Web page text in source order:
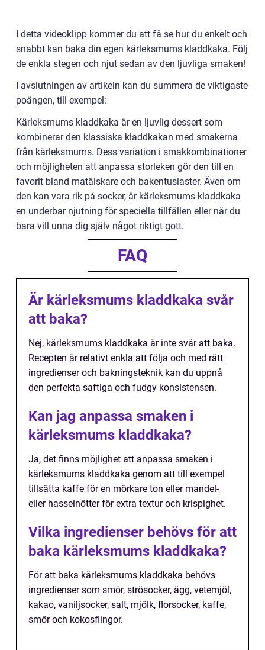
I detta videoklipp kommer du att få se hur du enkelt och
snabbt kan baka din egen kärleksmums kladdkaka. Följ
de enkla stegen och njut sedan av den ljuvliga smaken!
I avslutningen av artikeln kan du summera de viktigaste
poängen, till exempel:
Kärleksmums kladdkaka är en ljuvlig dessert som
kombinerar den klassiska kladdkakan med smakerna
från kärleksmums. Dess variation i smakkombinationer
och möjligheten att anpassa storleken gör den till en
favorit bland matälskare och bakentusiaster. Även om
den kan vara rik på socker, är kärleksmums kladdkaka
en underbar njutning för speciella tillfällen eller när du
bara vill unna dig själv något riktigt gott.
FAQ
Är kärleksmums kladdkaka svår
att baka?
Nej, kärleksmums kladdkaka är inte svår att baka.
Recepten är relativt enkla att följa och med rätt
ingredienser och bakningsteknik kan du uppnå
den perfekta saftiga och fudgy konsistensen.
Kan jag anpassa smaken i
kärleksmums kladdkaka?
Ja, det finns möjlighet att anpassa smaken i
kärleksmums kladdkaka genom att till exempel
tillsätta kaffe för en mörkare ton eller mandel-
eller hasselnötter för extra textur och krispighet.
Vilka ingredienser behövs för att
baka kärleksmums kladdkaka?
För att baka kärleksmums kladdkaka behövs
ingredienser som smör, strösocker, ägg, vetemjöl,
kakao, vaniljsocker, salt, mjölk, florsocker, kaffe,
smör och kokosflingor.